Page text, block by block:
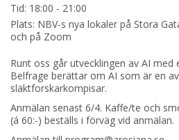
Tid: 18:00 - 21:00
Plats: NBV-s nya lokaler på Stora
och på Zoom
Runt oss går utvecklingen av AI med
Belfrage berättar om AI som är en
släktforskarkompisar.
Anmälan senast 6/4. Kaffe/te och
(á 60:-) beställs i förväg vid anmälan.